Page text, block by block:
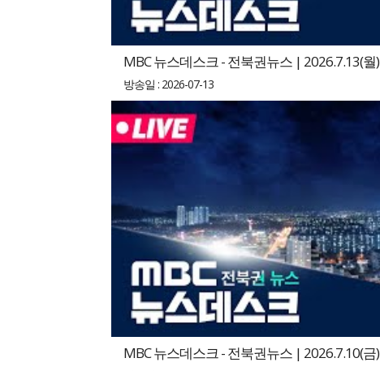
MBC 뉴스데스크 - 전북권뉴스 | 2026.7.13(월)
방송일 : 2026-07-13
MBC 뉴스데스크 - 전북권뉴스 | 2026.7.10(금)